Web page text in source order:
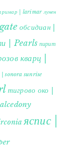
| larimar лунен
обсидиан |
| Pearls пирит |
кварц |
| sonora sunrise
тигрово око |
яспис |